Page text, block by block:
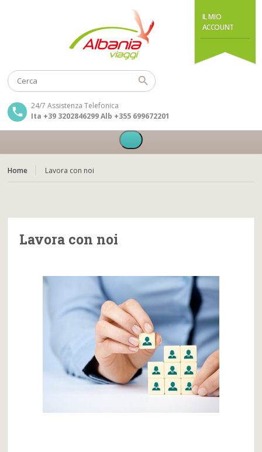
IL MIO
ACCOUNT
24/7 Assistenza Telefonica
Ita +39 3202846299 Alb +355 699672201
Home Lavora con noi
Lavora con noi